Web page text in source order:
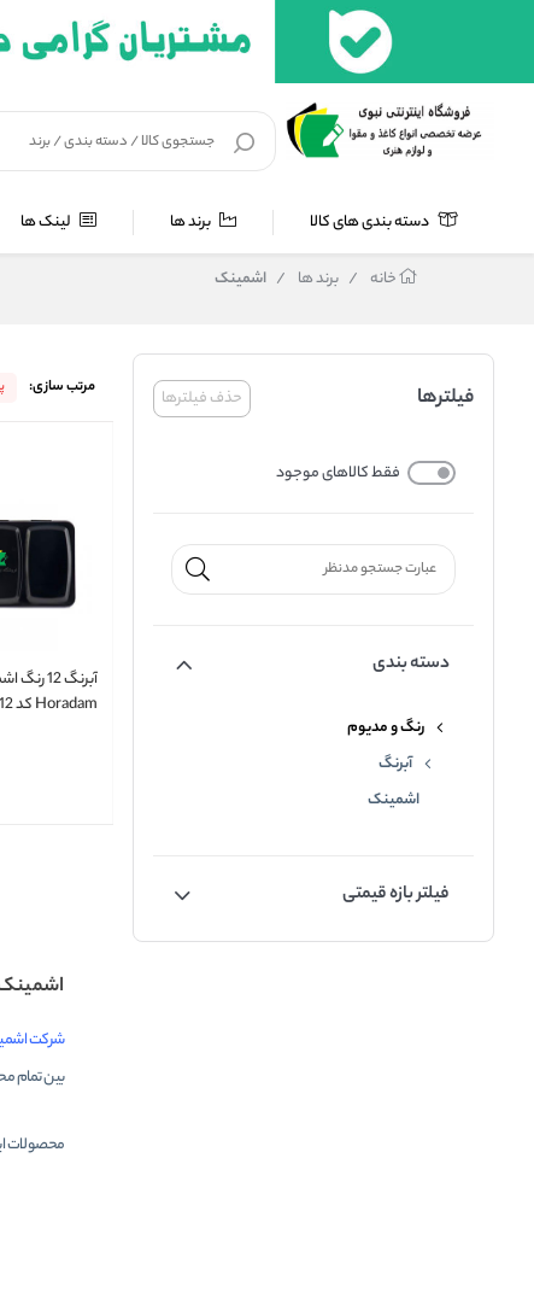
دسته بندی های کالا برند ها لینک ها
خانه / برند ها / اشمینک
حذف فیلترها فیلترها
فقط کالاهای موجود
دسته بندی
رنگ و مدیوم
آبرنگ
اشمینک
فیلتر بازه قیمتی
مرتب سازی:
آبرنگ 12
Horadam کد 74012
شرکت
بین تمام
محصولات